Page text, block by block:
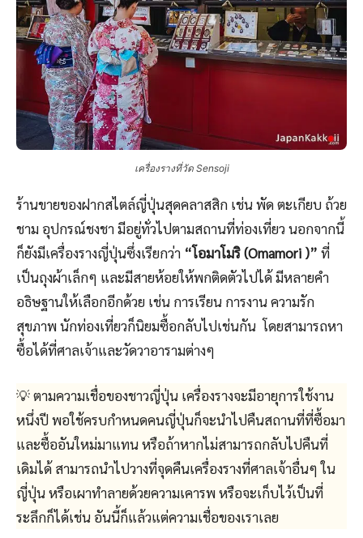
เครื่องรางที่วัด Sensoji
ร้านขายของฝากสไตล์ญี่ปุ่นสุดคลาสสิก เช่น พัด ตะเกียบ ถ้วย
ชาม อุปกรณ์ชงชา มีอยู่ทั่วไปตามสถานที่ท่องเที่ยว นอกจากนี้
ก็ยังมีเครื่องรางญี่ปุ่นซึ่งเรียกว่า “โอมาโมริ (Omamori )” ที่
เป็นถุงผ้าเล็กๆ และมีสายห้อยให้พกติดตัวไปได้ มีหลายคำ
อธิษฐานให้เลือกอีกด้วย เช่น การเรียน การงาน ความรัก
สุขภาพ นักท่องเที่ยวก็นิยมซื้อกลับไปเช่นกัน โดยสามารถหา
ซื้อได้ที่ศาลเจ้าและวัดวาอารามต่างๆ
💡 ตามความเชื่อของชาวญี่ปุ่น เครื่องรางจะมีอายุการใช้งาน
หนึ่งปี พอใช้ครบกำหนดคนญี่ปุ่นก็จะนำไปคืนสถานที่ที่ซื้อมา
และซื้ออันใหม่มาแทน หรือถ้าหากไม่สามารถกลับไปคืนที่
เดิมได้ สามารถนำไปวางที่จุดคืนเครื่องรางที่ศาลเจ้าอื่นๆ ใน
ญี่ปุ่น หรือเผาทำลายด้วยความเคารพ หรือจะเก็บไว้เป็นที่
ระลึกก็ได้เช่น อันนี้ก็แล้วแต่ความเชื่อของเราเลย